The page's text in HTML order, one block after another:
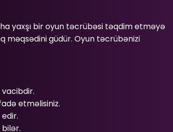
yaxşı bir oyun təcrübəsi təqdim etməyə
məqsədini güdür. Oyun təcrübənizi
vacibdir.
etməlisiniz.
bilər.